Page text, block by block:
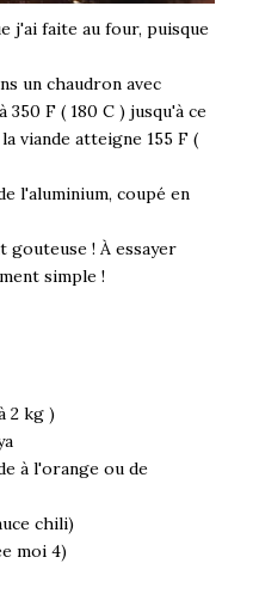
j'ai faite au four, puisque
un chaudron avec
F ( 180 C ) jusqu'à ce
viande atteigne 155 F (
l'aluminium, coupé en
gouteuse ! À essayer
simple !
2 kg )
à l'orange ou de
chili)
moi 4)